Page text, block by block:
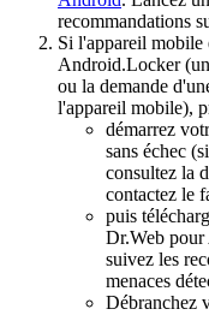
recommandations
Si l'appareil mobile
Android.Locker
ou la demande
l'appareil mobile),
démarrez
sans échec
consultez la
contactez le
puis
Dr.Web pour
suivez les
menaces
Débranchez